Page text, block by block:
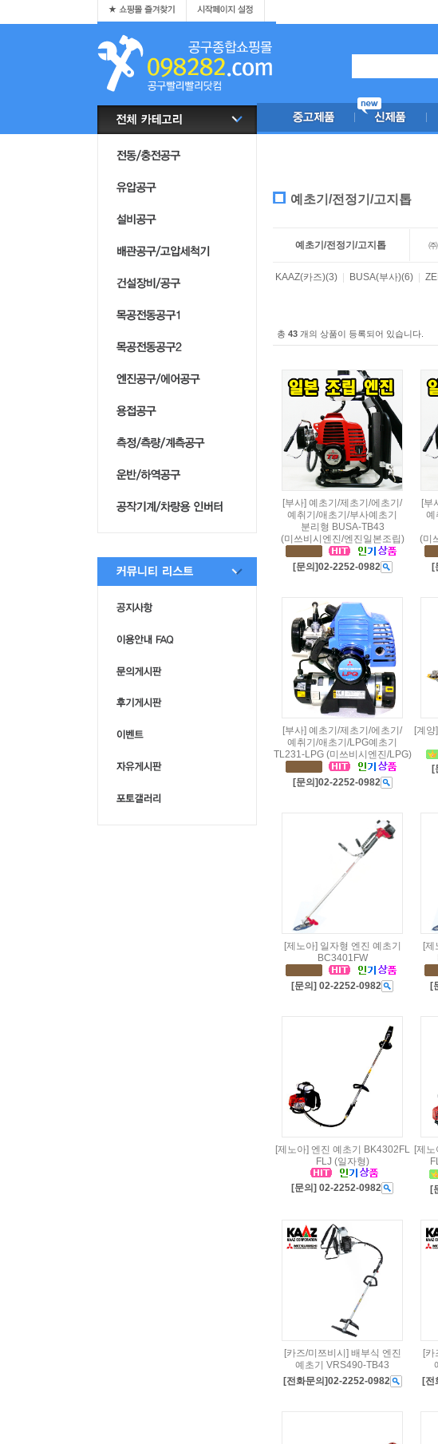
예초기/전정기/고지톱
예초기/전정기/고지톱
KAAZ(카즈)(3) BUSA(부사)(6)
총 43 개의 상품이 등록되어 있습니다.
[부사] 예초기/제초기/에초기/
예취기/애초기/부사예초기
분리형 BUSA-TB43
(미쓰비시엔진/엔진일본조립)
[문의]02-2252-0982
[부
예
(미
[
[부사] 예초기/제초기/에초기/
예취기/애초기/LPG예초기
TL231-LPG (미쓰비시엔진/LPG)
[문의]02-2252-0982
[계
[
[제노아] 일자형 엔진 예초기
BC3401FW
[문의] 02-2252-0982
[제
[
[제노아] 엔진 예초기 BK4302FL
FLJ (일자형)
[문의] 02-2252-0982
[제
[
[카즈/미쯔비시] 배부식 엔진
예초기 VRS490-TB43
[전화문의]02-2252-0982
[카
[전